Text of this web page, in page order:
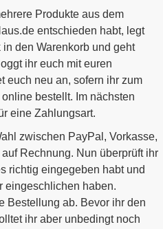
Produkte aus dem
entschieden habt, legt
den Warenkorb und geht
ihr euch mit euren
euch neu an, sofern ihr zum
bestellt. Im nächsten
eine Zahlungsart.
zwischen PayPal, Vorkasse,
Rechnung. Nun überprüft ihr
richtig eingegeben habt und
eingeschlichen haben.
Bestellung ab. Bevor ihr den
ihr aber unbedingt noch